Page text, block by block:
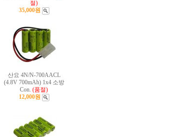
절)
35,000원
산요 4N/N-700AACL
(4.8V 700mAh) 1x4 소방
Con. (품절)
12,000원